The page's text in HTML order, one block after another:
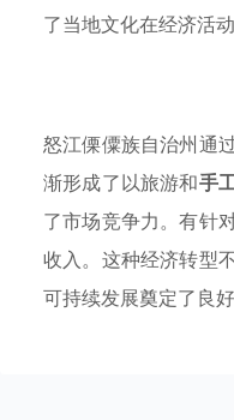
了当地文化在经济活
怒江傈僳族自治州通
渐形成了以旅游和手
了市场竞争力。有针
收入。这种经济转型
可持续发展奠定了良好